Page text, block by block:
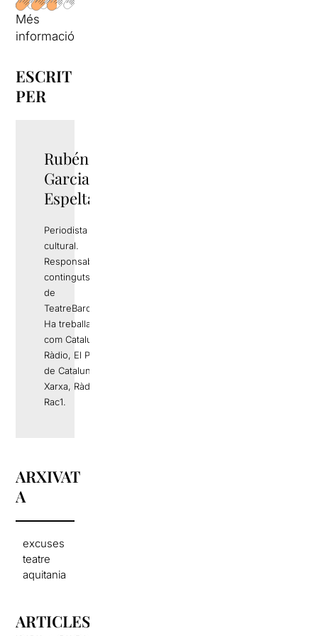
Més
informació
ESCRIT
PER
Rubén
Garcia
Espelta
Periodista i gestor
cultural.
Responsable de
continguts editorials
de
TeatreBarcelona.com
Ha treballat a mitjans
com Catalunya
Ràdio, El Periódico
de Catalunya, La
Xarxa, Ràdio 4 o
Rac1.
ARXIVAT
A
excuses
teatre
aquitania
ARTICLES